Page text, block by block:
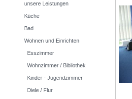
unsere Leistungen
Küche
Bad
Wohnen und Einrichten
Esszimmer
Wohnzimmer / Bibliothek
Kinder - Jugendzimmer
Diele / Flur